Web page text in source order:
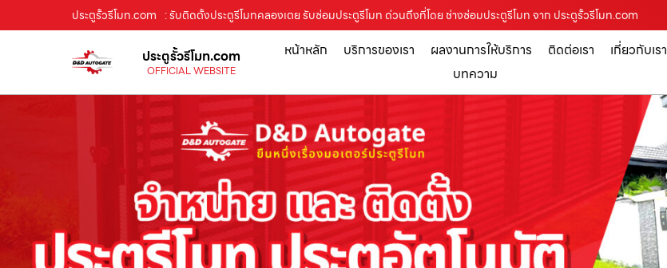
ประตูรั้วรีโมท.com : รับติดตั้งประตูรีโมทคลองเตย รับซ่อมประตูรีโมท ด่วนถึงที่โดย ช่างซ่อมประตูรีโมท จาก ประตูรั้วรีโมท.com
ประตูรั้วรีโมท.com
OFFICIAL WEBSITE
หน้าหลัก บริการของเรา ผลงานการให้บริการ ติดต่อเรา
เกี่ยวกับเรา
บทความ